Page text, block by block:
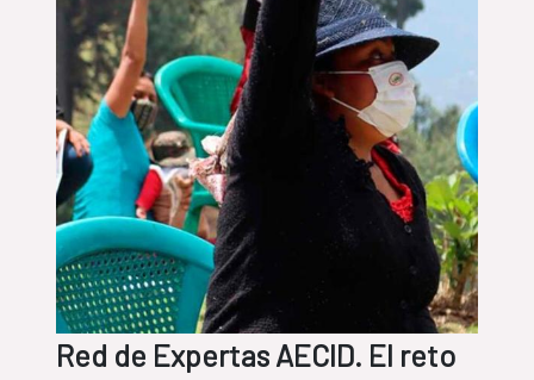
Red de Expertas AECID. El reto